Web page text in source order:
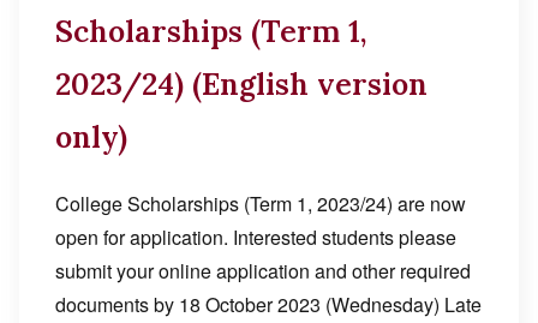
Scholarships (Term 1,
2023/24) (English version
only)
College Scholarships (Term 1, 2023/24) are now
open for application. Interested students please
submit your online application and other required
documents by 18 October 2023 (Wednesday) Late